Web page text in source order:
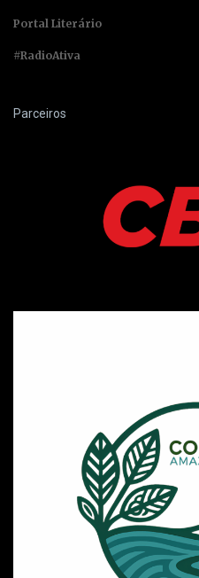
Portal Literário
#RadioAtiva
Parceiros